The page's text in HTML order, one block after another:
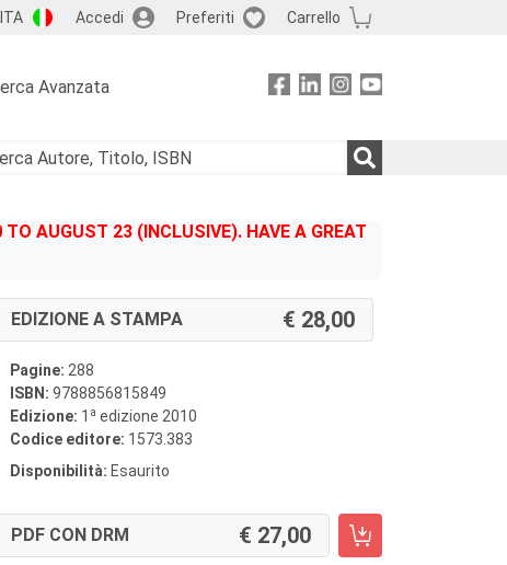
ITA Accedi Preferiti Carrello
Avanzata
AUGUST 23 (INCLUSIVE). HAVE A GREAT
EDIZIONE A STAMPA 28,00
Pagine: 288
ISBN: 9788856815849
Edizione: 1 a edizione 2010
Codice editore: 1573.383
Disponibilità: Esaurito
PDF CON DRM 27,00